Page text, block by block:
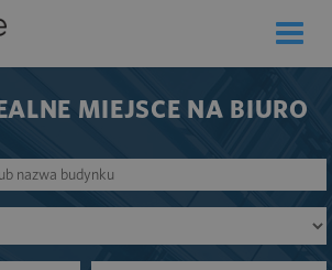
Toggle
MIEJSCE NA BIURO